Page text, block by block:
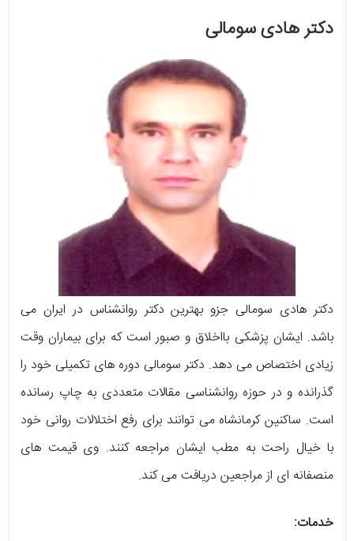
دکتر هادی سومالی
دکتر هادی سومالی جزو بهترین دکتر روانشناس در ایران می
باشد. ایشان پزشکی بااخلاق و صبور است که برای بیماران وقت
زیادی اختصاص می دهد. دکتر سومالی دوره های تکمیلی خود را
گذرانده و در حوزه روانشناسی مقالات متعددی به چاپ رسانده
است. ساکنین کرمانشاه می توانند برای رفع اختلالات روانی خود
با خیال راحت به مطب ایشان مراجعه کنند. وی قیمت های
منصفانه ای از مراجعین دریافت می کند.
خدمات: